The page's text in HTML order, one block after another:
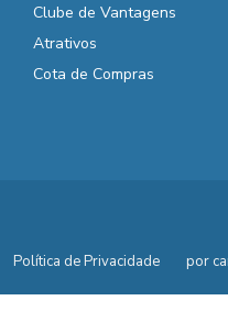
Clube de Vantagens
Atrativos
Cota de Compras
Política de Privacidade por